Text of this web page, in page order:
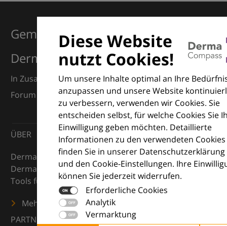
Diese Website
nutzt Cookies!
Um unsere Inhalte optimal an Ihre
anzupassen und unsere Website
zu verbessern, verwenden wir Cookies. Sie
entscheiden selbst, für welche Cookies Sie
Einwilligung geben möchten. Detaillierte
Informationen zu den verwendeten Cookies
finden Sie in unserer Datenschutzerklärung
und den Cookie-Einstellungen. Ihre
können Sie jederzeit widerrufen.
Erforderliche Cookies
Analytik
Vermarktung
Gemeinsam für Exzellenz in der
Dermatologie
In Zusammenarbeit mit dem European Dermatology
Forum (EDF) und Euroderm Excellence
ÜBER
DermaCompass ist Ihr digitaler Kompass für die
Dermatologie – mit Wissen, Bildern und praktischen
Tools für den klinischen Alltag.
Mehr erfahren
PARTNER